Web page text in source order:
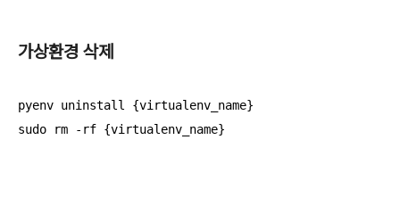
가상환경 삭제
pyenv uninstall {virtualenv_name}
sudo rm -rf {virtualenv_name}